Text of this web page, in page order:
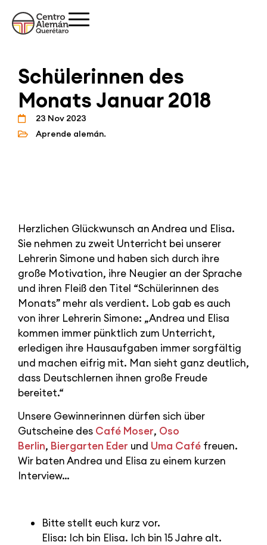
Schülerinnen des
Monats Januar 2018
23 Nov 2023
Aprende alemán.
Herzlichen Glückwunsch an Andrea und Elisa.
Sie nehmen zu zweit Unterricht bei unserer
Lehrerin Simone und haben sich durch ihre
große Motivation, ihre Neugier an der Sprache
und ihren Fleiß den Titel “Schülerinnen des
Monats” mehr als verdient. Lob gab es auch
von ihrer Lehrerin Simone: „Andrea und Elisa
kommen immer pünktlich zum Unterricht,
erledigen ihre Hausaufgaben immer sorgfältig
und machen eifrig mit. Man sieht ganz deutlich,
dass Deutschlernen ihnen große Freude
bereitet.“
Unsere Gewinnerinnen dürfen sich über
Gutscheine des Café Moser, Oso
Berlin, Biergarten Eder und Uma Café freuen.
Wir baten Andrea und Elisa zu einem kurzen
Interview…
Bitte stellt euch kurz vor.
Elisa: Ich bin Elisa. Ich bin 15 Jahre alt.